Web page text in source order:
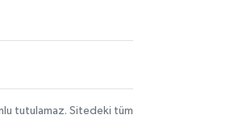
tutulamaz. Sitedeki tüm